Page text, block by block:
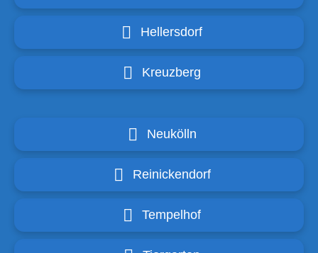
Hellersdorf
Kreuzberg
Neukölln
Reinickendorf
Tempelhof